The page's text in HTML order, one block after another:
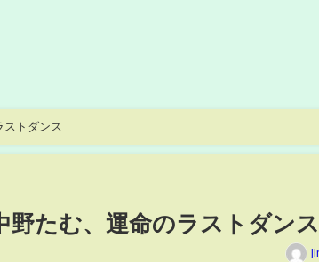
トダンス
たむ、運命のラストダンス